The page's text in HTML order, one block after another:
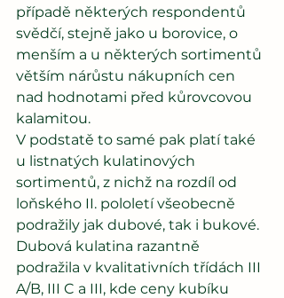
případě některých respondentů
svědčí, stejně jako u borovice, o
menším a u některých sortimentů
větším nárůstu nákupních cen
nad hodnotami před kůrovcovou
kalamitou.
V podstatě to samé pak platí také
u listnatých kulatinových
sortimentů, z nichž na rozdíl od
loňského II. pololetí všeobecně
podražily jak dubové, tak i bukové.
Dubová kulatina razantně
podražila v kvalitativních třídách III
A/B, III C a III, kde ceny kubíku